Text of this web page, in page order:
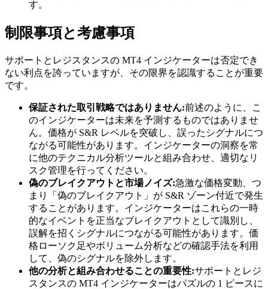
す。
制限事項と考慮事項
サポートとレジスタンスの MT4 インジケーターは否定でき
ない利点を誇っていますが、その限界を認識することが重要
です。
保証された取引戦略ではありません:前述のように、こ
のインジケーターは未来を予測するものではありませ
ん。価格が S&R レベルを突破し、誤ったシグナルにつ
ながる可能性があります。インジケーターの洞察を常
に他のテクニカル分析ツールと組み合わせ、適切なリ
スク管理を行ってください。
偽のブレイクアウトと市場ノイズ:急激な価格変動、つ
まり「偽のブレイクアウト」が S&R ゾーン付近で発生
することがあります。インジケーターはこれらの一時
的なイベントを正当なブレイクアウトとして識別し、
誤解を招くシグナルにつながる可能性があります。価
格ローソク足やボリューム分析などの確認手法を利用
して、偽のシグナルを除外します。
他の分析と組み合わせることの重要性:サポートとレジ
スタンスの MT4 インジケーターはパズルの 1 ピースに